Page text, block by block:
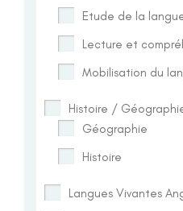
Etude de la
Lecture et
Mobilisation du
Histoire /
Géographie
Histoire
Langues Vivantes